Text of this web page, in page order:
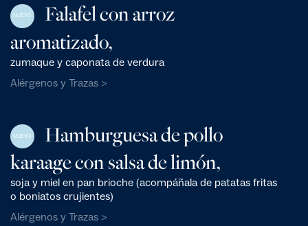
NUEVO
Falafel con arroz
aromatizado,
zumaque y caponata de verdura
Alérgenos y Trazas >
NUEVO
Hamburguesa de pollo
karaage con salsa de limón,
soja y miel en pan brioche (acompáñala de patatas fritas
o boniatos crujientes)
Alérgenos y Trazas >